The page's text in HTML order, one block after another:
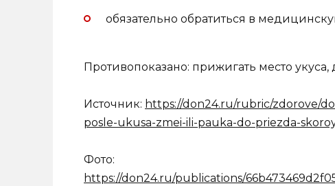
обязательно обратиться в
Противопоказано: прижигать место
Источник: https://don24.ru/rubric/zdorove/
posle-ukusa-zmei-ili-pauka-do-priezda-
Фото:
https://don24.ru/publications/